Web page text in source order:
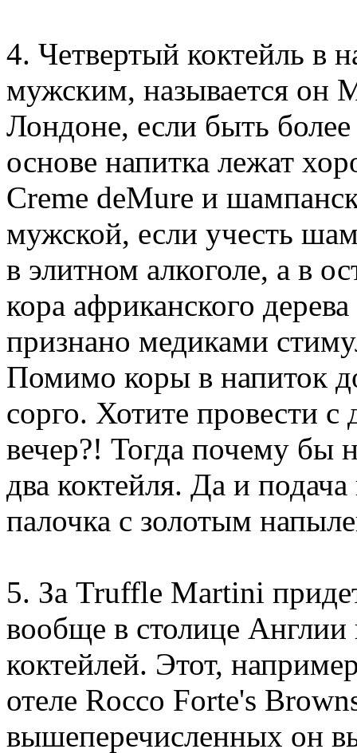
4. Четвертый коктейль в
мужским, называется он
Лондоне, если быть
основе напитка лежат
Creme deMure и
мужской, если учесть
в элитном алкоголе, а в
кора африканского
признано медиками
Помимо коры в напиток
сорго. Хотите провести
вечер?! Тогда почему бы
два коктейля. Да и
палочка с золотым
5. За Truffle Martini
вообще в столице
коктейлей. Этот,
отеле Rocco Forte's
вышеперечисленных он